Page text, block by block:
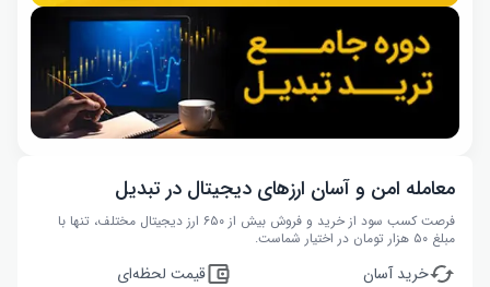
معامله امن و آسان ارزهای دیجیتال در تبدیل
فرصت کسب سود از خرید و فروش بیش از ۶۵۰ ارز دیجیتال مختلف، تنها با
مبلغ ۵۰ هزار تومان در اختیار شماست.
خرید آسان
قیمت لحظه‌ای